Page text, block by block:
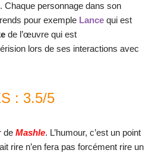
. Chaque personnage dans son
pour exemple Lance qui est
de l’œuvre qui est
lors de ses interactions avec
: 3.5/5
de Mashle. L’humour, c’est un point
rire n’en fera pas forcément rire un